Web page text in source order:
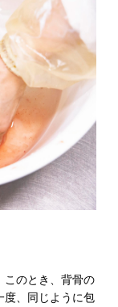
このとき、背骨の
度、同じように包